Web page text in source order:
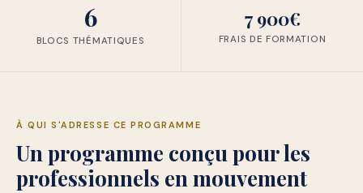
6
BLOCS THÉMATIQUES
7 900€
FRAIS DE FORMATION
À QUI S'ADRESSE CE PROGRAMME
Un programme conçu pour les
professionnels en mouvement